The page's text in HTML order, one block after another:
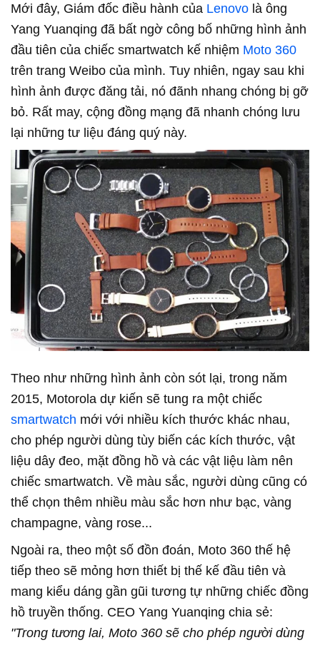
Mới đây, Giám đốc điều hành của Lenovo là ông
Yang Yuanqing đã bất ngờ công bố những hình ảnh
đầu tiên của chiếc smartwatch kế nhiệm Moto 360
trên trang Weibo của mình. Tuy nhiên, ngay sau khi
hình ảnh được đăng tải, nó đãnh nhang chóng bị gỡ
bỏ. Rất may, cộng đồng mạng đã nhanh chóng lưu
lại những tư liệu đáng quý này.
Theo như những hình ảnh còn sót lại, trong năm
2015, Motorola dự kiến sẽ tung ra một chiếc
smartwatch mới với nhiều kích thước khác nhau,
cho phép người dùng tùy biến các kích thước, vật
liệu dây đeo, mặt đồng hồ và các vật liệu làm nên
chiếc smartwatch. Về màu sắc, người dùng cũng có
thể chọn thêm nhiều màu sắc hơn như bạc, vàng
champagne, vàng rose...
Ngoài ra, theo một số đồn đoán, Moto 360 thế hệ
tiếp theo sẽ mỏng hơn thiết bị thế kế đầu tiên và
mang kiểu dáng gần gũi tương tự những chiếc đồng
hồ truyền thống. CEO Yang Yuanqing chia sẻ:
"Trong tương lai, Moto 360 sẽ cho phép người dùng